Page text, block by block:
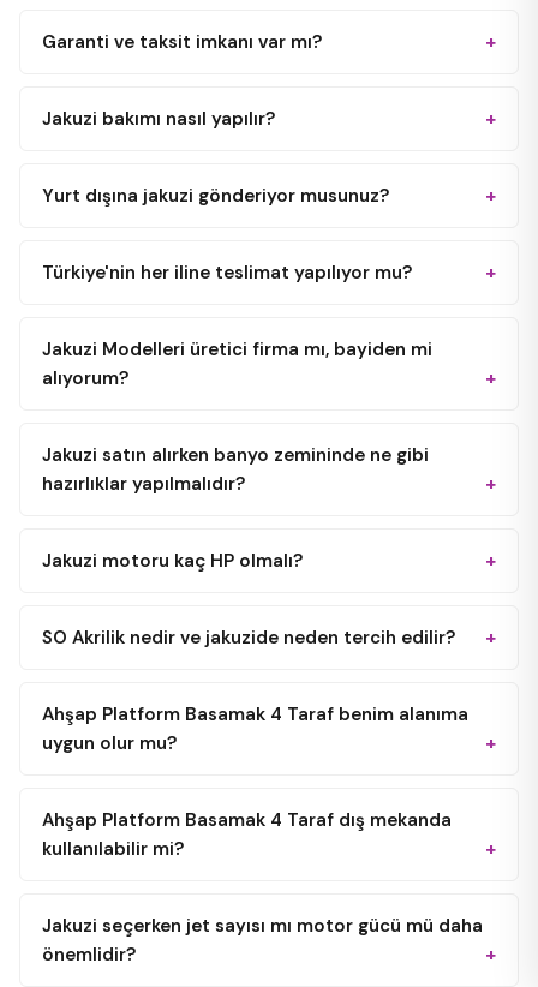
Garanti ve taksit imkanı var mı?
Jakuzi bakımı nasıl yapılır?
Yurt dışına jakuzi gönderiyor musunuz?
Türkiye'nin her iline teslimat yapılıyor mu?
Jakuzi Modelleri üretici firma mı, bayiden mi
alıyorum?
Jakuzi satın alırken banyo zemininde ne gibi
hazırlıklar yapılmalıdır?
Jakuzi motoru kaç HP olmalı?
SO Akrilik nedir ve jakuzide neden tercih edilir?
Ahşap Platform Basamak 4 Taraf benim alanıma
uygun olur mu?
Ahşap Platform Basamak 4 Taraf dış mekanda
kullanılabilir mi?
Jakuzi seçerken jet sayısı mı motor gücü mü daha
önemlidir?